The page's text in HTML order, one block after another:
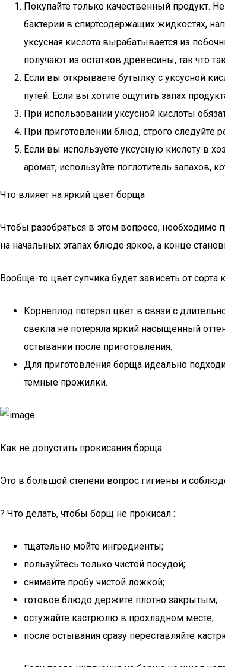
Покупайте только качественный продукт.
бактерии в спиртсодержащих жидкостях,
уксусная кислота вырабатывается из
получают из остатков древесины, так что
Если вы открываете бутылку с уксусной
путей. Если вы хотите ощутить запах
При использовании уксусной кислоты
При приготовлении блюд, строго следуйте
Если вы используете уксусную кислоту в
аромат, используйте поглотитель
Что влияет на яркий цвет борща
Чтобы разобраться в этом вопросе, необходимо
на начальных этапах блюдо яркое, а конце
Вообще-то цвет супчика будет зависеть от
Корнеплод потерял цвет в связи с
свекла не потеряла яркий насыщенный
остывании после приготовления.
Для приготовления борща идеально
темные прожилки.
Как не допустить прокисания борща
Это в большой степени вопрос гигиены и
? Что делать, чтобы борщ не прокисал :
тщательно мойте ингредиенты;
пользуйтесь только чистой посудой;
снимайте пробу чистой ложкой;
готовое блюдо держите плотно закрытым;
остужайте кастрюлю в прохладном месте;
после остывания сразу переставляйте